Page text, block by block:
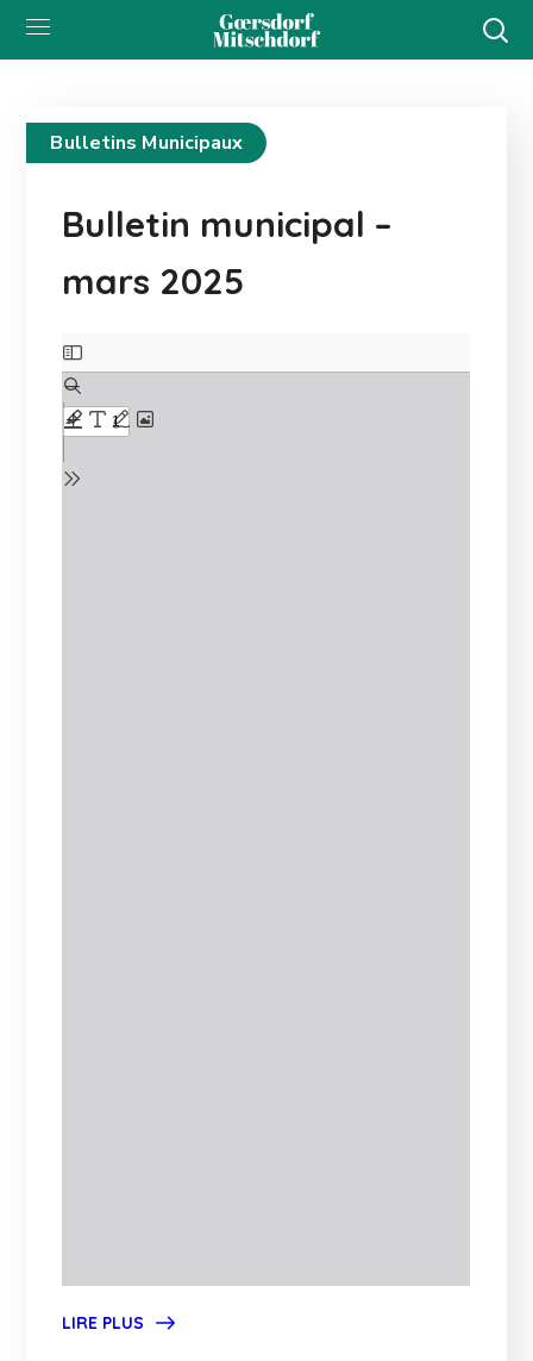
Bulletins Municipaux
Bulletin municipal –
mars 2025
Skip
to
PDF
content
LIRE PLUS